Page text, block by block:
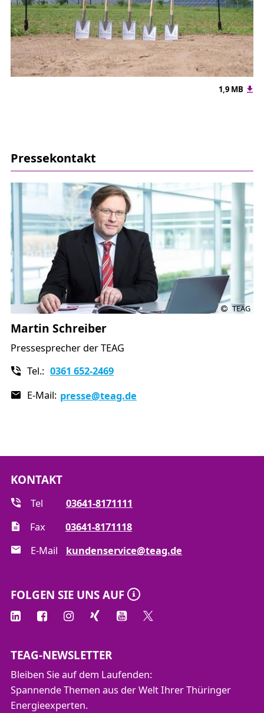
1,9 MB
Pressekontakt
TEAG
Martin Schreiber
Pressesprecher der TEAG
Tel.: 0361 652-2469
E-Mail: presse@teag.de
KONTAKT
Tel
03641-8171111
Fax
03641-8171118
E-Mail
kundenservice@teag.de
FOLGEN SIE UNS AUF
TEAG-NEWSLETTER
Bleiben Sie auf dem Laufenden:
Spannende Themen aus der Welt Ihrer Thüringer
Energieexperten.